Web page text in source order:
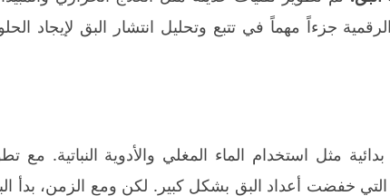
جزءاً مهماً في تتبع وتحليل انتشار البق لإيجاد
مثل استخدام الماء المغلي والأدوية النباتية. مع
خفضت أعداد البق بشكل كبير. لكن ومع الزمن، بدأ